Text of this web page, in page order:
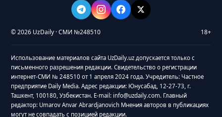
© 2026 UzDaily · СМИ №248510 18+
Использование материалов сайта UzDaily.uz допускается только с
письменного разрешения редакции. Свидетельство о регистрации
интернет-СМИ № 248510 от 1 апреля 2024 года. Учредитель: Частное
предприятие Daily Media. Адрес редакции: Юнусабад, 12-27-73, г.
Ташкент, 100180, Узбекистан. E-mail: info@uzdaily.com. Главный
редактор: Umarov Anvar Abrardjanovich Мнения авторов в публикациях
могут не совпадать с позицией редакции.